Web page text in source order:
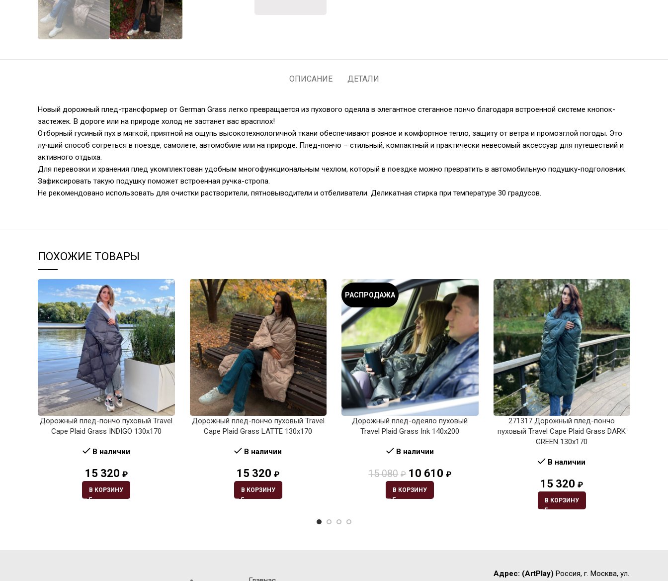
ОПИСАНИЕ ДЕТАЛИ
Новый дорожный плед-трансформер от German Grass легко превращается из пухового одеяла в элегантное стеганное пончо благодаря встроенной системе кнопок-
застежек. В дороге или на природе холод не застанет вас врасплох!
Отборный гусиный пух в мягкой, приятной на ощупь высокотехнологичной ткани обеспечивают ровное и комфортное тепло, защиту от ветра и промозглой погоды. Это
лучший способ согреться в поезде, самолете, автомобиле или на природе. Плед-пончо – стильный, компактный и практически невесомый аксессуар для путешествий и
активного отдыха.
Для перевозки и хранения плед укомплектован удобным многофункциональным чехлом, который в поездке можно превратить в автомобильную подушку-подголовник.
Зафиксировать такую подушку поможет встроенная ручка-стропа.
Не рекомендовано использовать для очистки растворители, пятновыводители и отбеливатели. Деликатная стирка при температуре 30 градусов.
ПОХОЖИЕ ТОВАРЫ
Дорожный плед-пончо пуховый Travel
Cape Plaid Grass INDIGO 130х170
В наличии
15 320 ₽
В КОРЗИНУ
Дорожный плед-пончо пуховый Travel
Cape Plaid Grass LATTE 130х170
В наличии
15 320 ₽
В КОРЗИНУ
РАСПРОДАЖА
Дорожный плед-одеяло пуховый
Travel Plaid Grass Ink 140х200
В наличии
15 080 ₽ 10 610 ₽
В КОРЗИНУ
271317 Дорожный плед-пончо
пуховый Travel Cape Plaid Grass DARK
GREEN 130х170
В наличии
15 320 ₽
В КОРЗИНУ
Адрес: (ArtPlay) Россия, г. Москва, ул.